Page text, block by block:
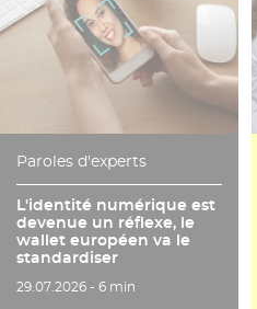
Paroles d'experts
L'identité numérique est
devenue un réflexe, le
wallet européen va le
standardiser
Date de publication
29.07.2026 - Temps de lecture
6 min